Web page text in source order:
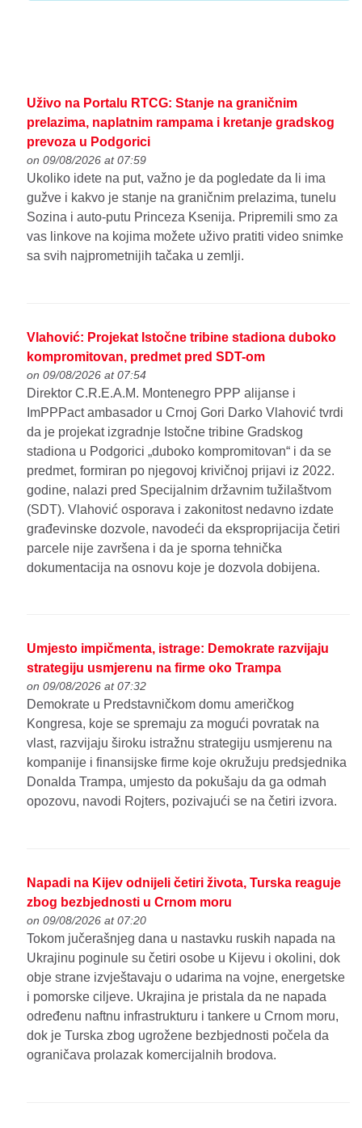
Uživo na Portalu RTCG: Stanje na graničnim
prelazima, naplatnim rampama i kretanje gradskog
prevoza u Podgorici
on 09/08/2026 at 07:59
Ukoliko idete na put, važno je da pogledate da li ima
gužve i kakvo je stanje na graničnim prelazima, tunelu
Sozina i auto-putu Princeza Ksenija. Pripremili smo za
vas linkove na kojima možete uživo pratiti video snimke
sa svih najprometnijih tačaka u zemlji.
Vlahović: Projekat Istočne tribine stadiona duboko
kompromitovan, predmet pred SDT-om
on 09/08/2026 at 07:54
Direktor C.R.E.A.M. Montenegro PPP alijanse i
ImPPPact ambasador u Crnoj Gori Darko Vlahović tvrdi
da je projekat izgradnje Istočne tribine Gradskog
stadiona u Podgorici „duboko kompromitovan“ i da se
predmet, formiran po njegovoj krivičnoj prijavi iz 2022.
godine, nalazi pred Specijalnim državnim tužilaštvom
(SDT). Vlahović osporava i zakonitost nedavno izdate
građevinske dozvole, navodeći da eksproprijacija četiri
parcele nije završena i da je sporna tehnička
dokumentacija na osnovu koje je dozvola dobijena.
Umjesto impičmenta, istrage: Demokrate razvijaju
strategiju usmjerenu na firme oko Trampa
on 09/08/2026 at 07:32
Demokrate u Predstavničkom domu američkog
Kongresa, koje se spremaju za mogući povratak na
vlast, razvijaju široku istražnu strategiju usmjerenu na
kompanije i finansijske firme koje okružuju predsjednika
Donalda Trampa, umjesto da pokušaju da ga odmah
opozovu, navodi Rojters, pozivajući se na četiri izvora.
Napadi na Kijev odnijeli četiri života, Turska reaguje
zbog bezbjednosti u Crnom moru
on 09/08/2026 at 07:20
Tokom jučerašnjeg dana u nastavku ruskih napada na
Ukrajinu poginule su četiri osobe u Kijevu i okolini, dok
obje strane izvještavaju o udarima na vojne, energetske
i pomorske ciljeve. Ukrajina je pristala da ne napada
određenu naftnu infrastrukturu i tankere u Crnom moru,
dok je Turska zbog ugrožene bezbjednosti počela da
ograničava prolazak komercijalnih brodova.